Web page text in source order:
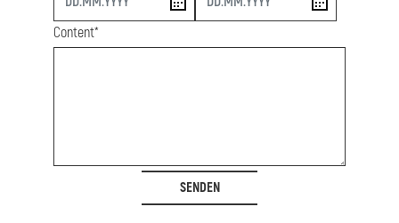
Content*
SENDEN